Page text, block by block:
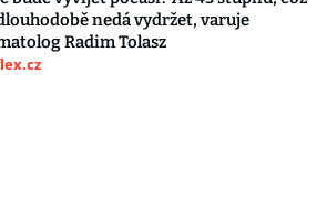
nedá vydržet, varuje
Radim Tolasz